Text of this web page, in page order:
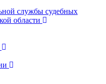
службы судебных
области